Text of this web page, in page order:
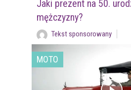
Jaki prezent na 50.
mężczyzny?
Tekst sponsorowany
MOTO